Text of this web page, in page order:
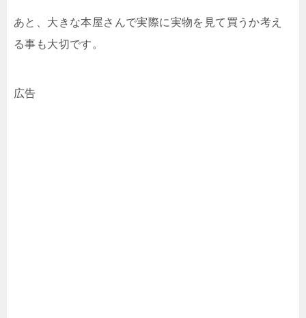
あと、大きな本屋さんで実際に実物を見て買うか考え
る事も大切です。
広告